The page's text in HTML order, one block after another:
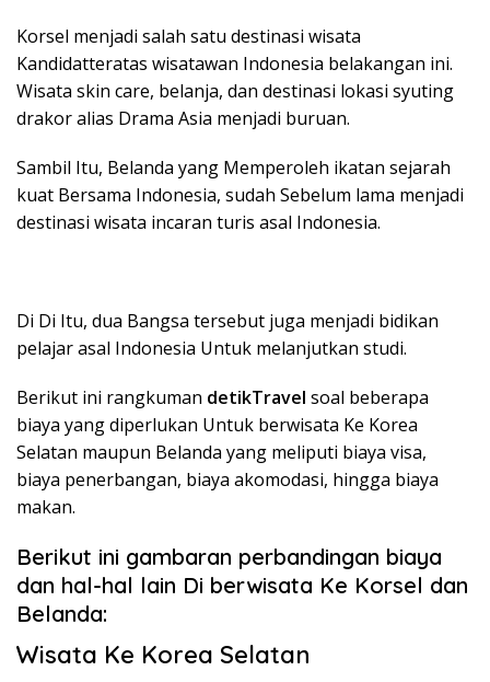
Korsel menjadi salah satu destinasi wisata
Kandidatteratas wisatawan Indonesia belakangan ini.
Wisata skin care, belanja, dan destinasi lokasi syuting
drakor alias Drama Asia menjadi buruan.
Sambil Itu, Belanda yang Memperoleh ikatan sejarah
kuat Bersama Indonesia, sudah Sebelum lama menjadi
destinasi wisata incaran turis asal Indonesia.
Di Di Itu, dua Bangsa tersebut juga menjadi bidikan
pelajar asal Indonesia Untuk melanjutkan studi.
Berikut ini rangkuman detikTravel soal beberapa
biaya yang diperlukan Untuk berwisata Ke Korea
Selatan maupun Belanda yang meliputi biaya visa,
biaya penerbangan, biaya akomodasi, hingga biaya
makan.
Berikut ini gambaran perbandingan biaya
dan hal-hal lain Di berwisata Ke Korsel dan
Belanda:
Wisata Ke Korea Selatan